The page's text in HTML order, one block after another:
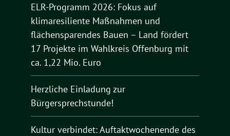
ELR-Programm 2026: Fokus auf
klimaresiliente Maßnahmen und
flächensparendes Bauen – Land fördert
17 Projekte im Wahlkreis Offenburg mit
ca. 1,22 Mio. Euro
Herzliche Einladung zur
Bürgersprechstunde!
Kultur verbindet: Auftaktwochenende des